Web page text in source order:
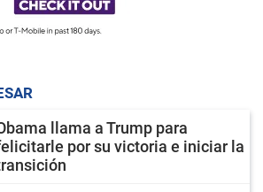
llama a Trump para
por su victoria e iniciar la